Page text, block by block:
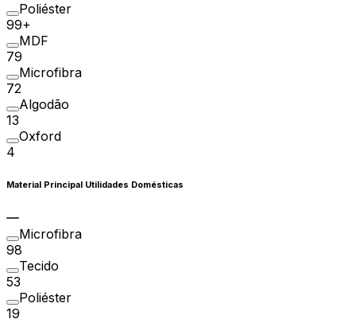
Poliéster
99+
MDF
79
Microfibra
72
Algodão
13
Oxford
4
Material Principal Utilidades Domésticas
Microfibra
98
Tecido
53
Poliéster
19